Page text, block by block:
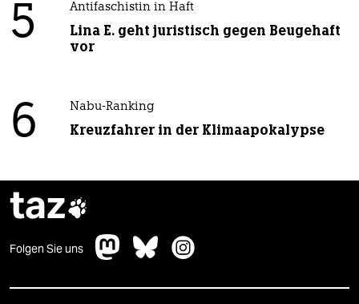
5 Antifaschistin in Haft
Lina E. geht juristisch gegen Beugehaft
vor
6 Nabu-Ranking
Kreuzfahrer in der Klimaapokalypse
taz
Folgen Sie uns